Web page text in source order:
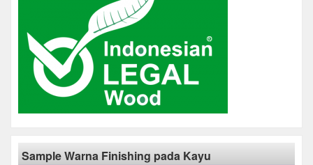
Sample Warna Finishing pada Kayu